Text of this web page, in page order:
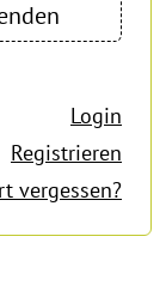
Login
Registrieren
vergessen?